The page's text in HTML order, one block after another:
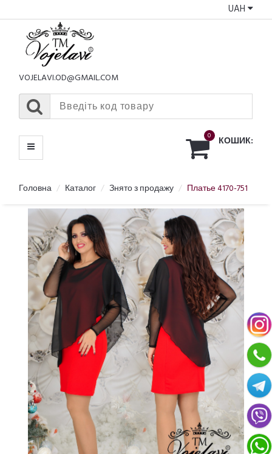
UAH
VOJELAVI.OD@GMAIL.COM
0 КОШИК:
МЕНЮ
Головна Каталог Знято з продажу Платье 4170-751